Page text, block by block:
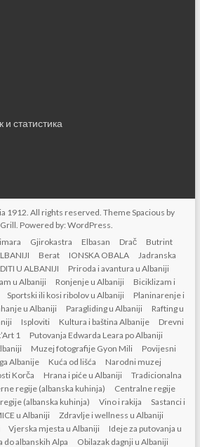
1912. All rights reserved. ThemeSpacious by
Powered by: WordPress.
Gjirokastra Elbasan Drač
Butrint
Berat IONSKA OBALA
Jadranska
U ALBANIJI
Priroda i avantura u Albaniji
u Albaniji
Ronjenje u Albaniji
Biciklizam i
Sportski ili kosi ribolov u Albaniji
Planinarenje i
u Albaniji Paragliding u Albaniji
Rafting u
Isploviti Kultura i baština Albanije
Drevni
1
Putovanja Edwarda Leara po Albaniji
Muzej fotografije Gyon Mili
Povijesni
Albanije
Kuća od lišća
Narodni muzej
Korča
Hrana i piće u Albaniji
Tradicionalna
regije (albanska kuhinja)
Centralne regije
(albanska kuhinja) Vino i rakija
Sastanci i
u Albaniji
Zdravlje i wellness u Albaniji
Vjerska mjesta u Albaniji
Ideje za putovanja u
do albanskih Alpa Obilazak dagnji u Albaniji